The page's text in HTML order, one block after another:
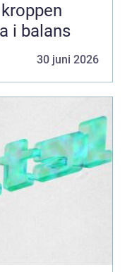
i balans
30 juni 2026